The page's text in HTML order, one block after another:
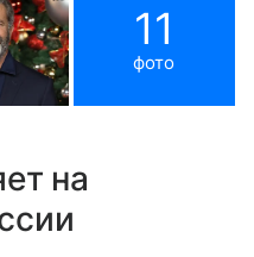
11
фото
на